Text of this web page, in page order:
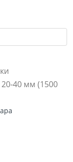
40 мм (1500